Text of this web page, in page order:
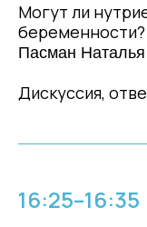
Могут ли
беременности?
Пасман
Дискуссия,
16:25–16:35